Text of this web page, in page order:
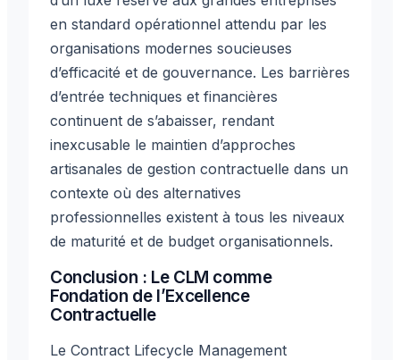
en standard opérationnel attendu par les
organisations modernes soucieuses
d’efficacité et de gouvernance. Les barrières
d’entrée techniques et financières
continuent de s’abaisser, rendant
inexcusable le maintien d’approches
artisanales de gestion contractuelle dans un
contexte où des alternatives
professionnelles existent à tous les niveaux
de maturité et de budget organisationnels.
Conclusion : Le CLM comme
Fondation de l’Excellence
Contractuelle
Le Contract Lifecycle Management